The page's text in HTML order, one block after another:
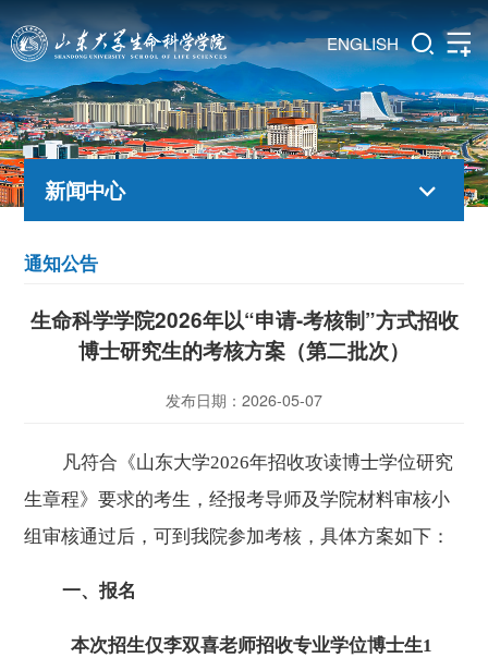
ENGLISH
新闻中心
通知公告
生命科学学院2026年以“申请-考核制”方式招收
博士研究生的考核方案（第二批次）
发布日期：2026-05-07
凡符合《山东大学2026年招收攻读博士学位研究
生章程》要求的考生，经报考导师及学院材料审核小
组审核通过后，可到我院参加考核，具体方案如下：
一、 报名
本次招生仅李双喜老师招收专业学位博士生1